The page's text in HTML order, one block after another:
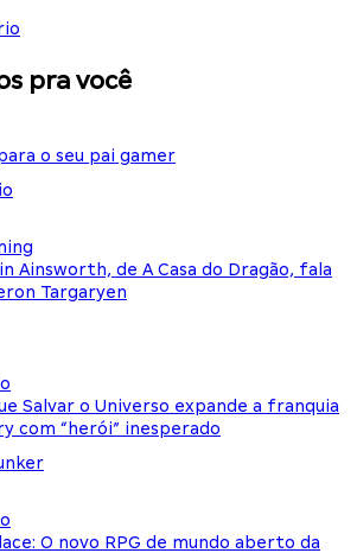
pra você
o seu pai gamer
Ainsworth, de A Casa do Dragão, fala
Targaryen
Salvar o Universo expande a franquia
com “herói” inesperado
O novo RPG de mundo aberto da